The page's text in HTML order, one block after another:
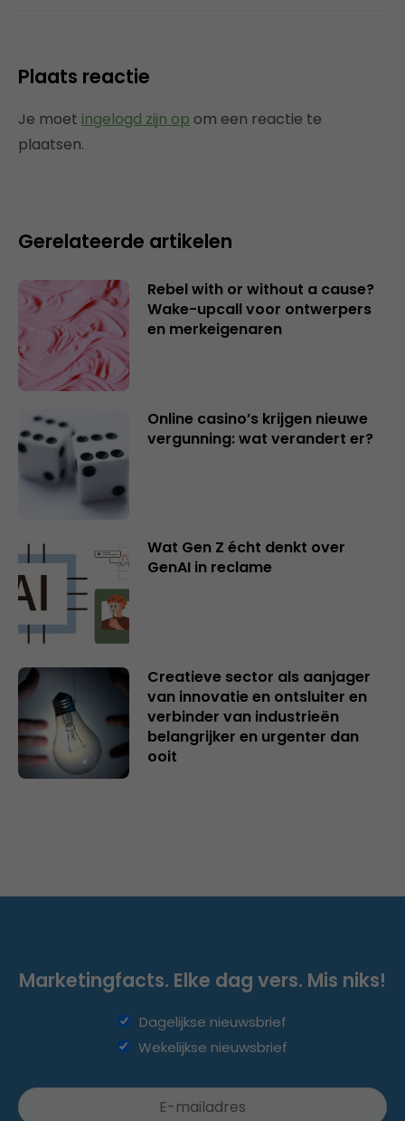
Plaats reactie
Je moet ingelogd zijn op om een reactie te
plaatsen.
Gerelateerde artikelen
Rebel with or without a cause?
Wake-upcall voor ontwerpers
en merkeigenaren
Online casino’s krijgen nieuwe
vergunning: wat verandert er?
Wat Gen Z écht denkt over
GenAI in reclame
Creatieve sector als aanjager
van innovatie en ontsluiter en
verbinder van industrieën
belangrijker en urgenter dan
ooit
Marketingfacts. Elke dag vers. Mis niks!
Dagelijkse nieuwsbrief
Wekelijkse nieuwsbrief